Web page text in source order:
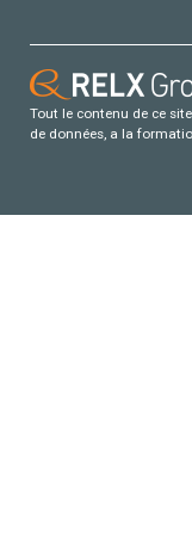
Tout le contenu de ce
de données, a la